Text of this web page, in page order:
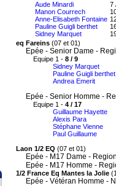
Aude Minardi
Manon Courrech
Anne-Elisabeth Fontaine
Pauline Guigli berthet
Sidney Marquet
7
eq Fareins (07 et 01)
Epée - Senior Dame -
Equipe 1 - 8 / 9
Sidney Marquet
Pauline Guigli berthet
Andrea Emerit
Epée - Senior Homme -
Equipe 1 - 4 / 17
Guillaume Hayette
Alexis Para
Stéphane Vienne
Paul Guillaume
Laon 1/2 EQ (07 et 01)
Epée - M17 Dame -
Epée - M17 Homme -
1/2 France Eq Mantes la Jolie
Epée - Vétéran Homme -